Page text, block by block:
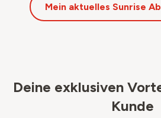
Mein aktuelles Sunrise
Deine exklusiven
Kunde